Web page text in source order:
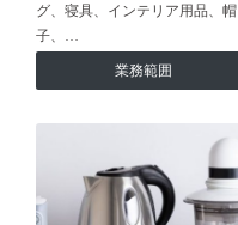
グ、寝具、インテリア用品、帽
子、…
業務範囲